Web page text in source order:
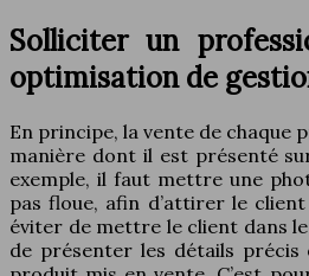
Solliciter un
optimisation de
En principe, la vente de chaque
manière dont il est présenté
exemple, il faut mettre une
pas floue, afin d’attirer le
éviter de mettre le client dans
de présenter les détails précis